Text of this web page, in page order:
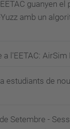
guanyen el
amb un
a l'EETAC:
estudiants de
Setembre -